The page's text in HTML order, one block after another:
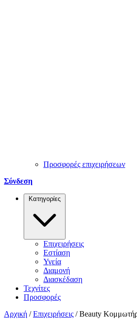
Προσφορές επιχειρήσεων
Σύνδεση
Κατηγορίες
Επιχειρήσεις
Εστίαση
Υγεία
Διαμονή
Διασκέδαση
Τεχνίτες
Προσφορές
Αρχική / Επιχειρήσεις / Beauty